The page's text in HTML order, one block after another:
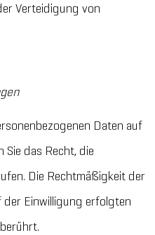
Verteidigung von
Daten auf
Sie das Recht, die
Die Rechtmäßigkeit der
Einwilligung erfolgten